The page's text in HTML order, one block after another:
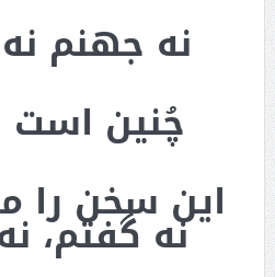
نه جهنم
چُنین
این سخن را
نه گفتم،